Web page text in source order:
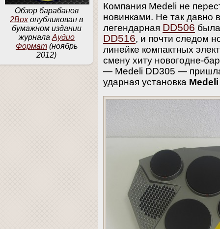
Компания Medeli не
новинками. Не так давно
легендарная DD506
DD516, и почти следом
линейке компактных
смену хиту новогодне-
— Medeli DD305 —
ударная установка
Обзор барабанов
2Boxопубликован в
бумажном издании
журнала Аудио
Формат (ноябрь
2012)